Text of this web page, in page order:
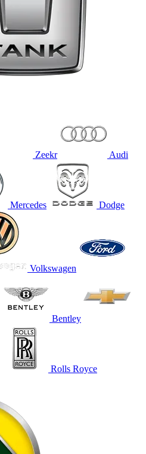
Zeekr Audi
Mercedes Dodge
Volkswagen
Bentley
Rolls Royce